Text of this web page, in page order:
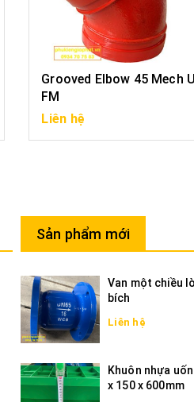
Grooved Elbow 45 Mech
FM
Liên hệ
Sản phẩm mới
Van một chiều
bích
Liên hệ
Khuôn nhựa
x 150 x 600mm